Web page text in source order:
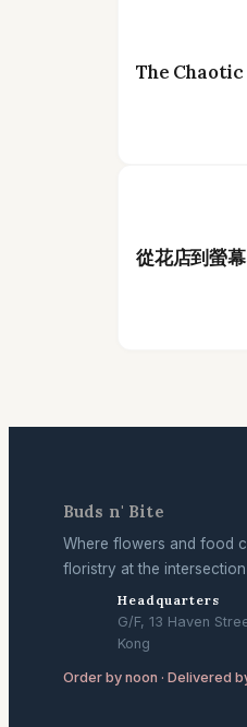
The
從花店到螢
Buds n' Bite
Where flowers and food
floristry at the
Headquarters
G/F, 13 Haven
Kong
Order by noon · Delivered